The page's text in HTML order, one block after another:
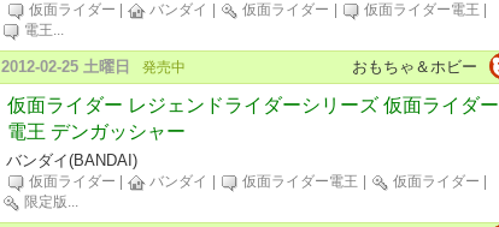
仮面ライダー バンダイ 仮面ライダー 仮面ライダー電王
電王...
おもちゃ＆ホビー
2012-02-25 土曜日 発売中
仮面ライダー レジェンドライダーシリーズ 仮面ライダー
電王 デンガッシャー
バンダイ(BANDAI)
仮面ライダー バンダイ 仮面ライダー電王 仮面ライダー
限定版...